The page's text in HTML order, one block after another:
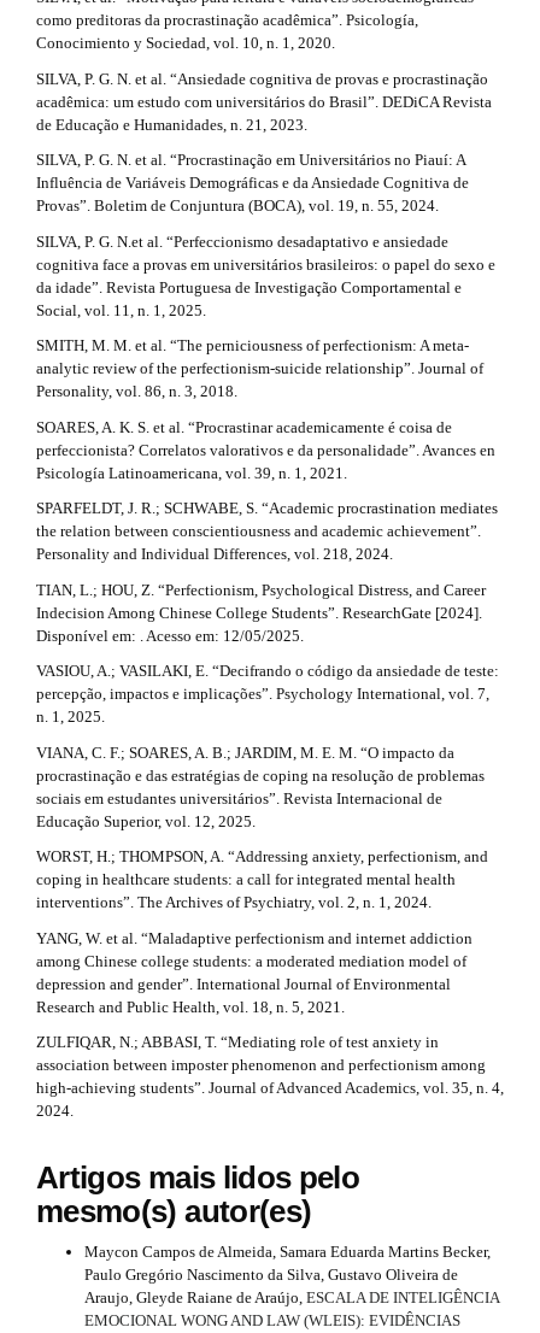
como preditoras da procrastinação acadêmica”. Psicología,
Conocimiento y Sociedad, vol. 10, n. 1, 2020.
SILVA, P. G. N. et al. “Ansiedade cognitiva de provas e procrastinação
acadêmica: um estudo com universitários do Brasil”. DEDiCA Revista
de Educação e Humanidades, n. 21, 2023.
SILVA, P. G. N. et al. “Procrastinação em Universitários no Piauí: A
Influência de Variáveis Demográficas e da Ansiedade Cognitiva de
Provas”. Boletim de Conjuntura (BOCA), vol. 19, n. 55, 2024.
SILVA, P. G. N.et al. “Perfeccionismo desadaptativo e ansiedade
cognitiva face a provas em universitários brasileiros: o papel do sexo e
da idade”. Revista Portuguesa de Investigação Comportamental e
Social, vol. 11, n. 1, 2025.
SMITH, M. M. et al. “The perniciousness of perfectionism: A meta-
analytic review of the perfectionism-suicide relationship”. Journal of
Personality, vol. 86, n. 3, 2018.
SOARES, A. K. S. et al. “Procrastinar academicamente é coisa de
perfeccionista? Correlatos valorativos e da personalidade”. Avances en
Psicología Latinoamericana, vol. 39, n. 1, 2021.
SPARFELDT, J. R.; SCHWABE, S. “Academic procrastination mediates
the relation between conscientiousness and academic achievement”.
Personality and Individual Differences, vol. 218, 2024.
TIAN, L.; HOU, Z. “Perfectionism, Psychological Distress, and Career
Indecision Among Chinese College Students”. ResearchGate [2024].
Disponível em: . Acesso em: 12/05/2025.
VASIOU, A.; VASILAKI, E. “Decifrando o código da ansiedade de teste:
percepção, impactos e implicações”. Psychology International, vol. 7,
n. 1, 2025.
VIANA, C. F.; SOARES, A. B.; JARDIM, M. E. M. “O impacto da
procrastinação e das estratégias de coping na resolução de problemas
sociais em estudantes universitários”. Revista Internacional de
Educação Superior, vol. 12, 2025.
WORST, H.; THOMPSON, A. “Addressing anxiety, perfectionism, and
coping in healthcare students: a call for integrated mental health
interventions”. The Archives of Psychiatry, vol. 2, n. 1, 2024.
YANG, W. et al. “Maladaptive perfectionism and internet addiction
among Chinese college students: a moderated mediation model of
depression and gender”. International Journal of Environmental
Research and Public Health, vol. 18, n. 5, 2021.
ZULFIQAR, N.; ABBASI, T. “Mediating role of test anxiety in
association between imposter phenomenon and perfectionism among
high-achieving students”. Journal of Advanced Academics, vol. 35, n. 4,
2024.
Artigos mais lidos pelo
mesmo(s) autor(es)
Maycon Campos de Almeida, Samara Eduarda Martins Becker,
Paulo Gregório Nascimento da Silva, Gustavo Oliveira de
Araujo, Gleyde Raiane de Araújo, ESCALA DE INTELIGÊNCIA
EMOCIONAL WONG AND LAW (WLEIS): EVIDÊNCIAS